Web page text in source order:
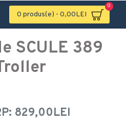
0 produs(e) - 0,00LEI
0
SCULE 389
829,00LEI